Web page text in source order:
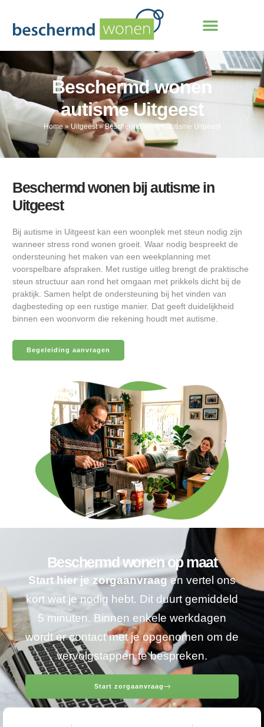
Beschermd wonen
autisme Uitgeest
Home» Uitgeest»Beschermd wonen autisme Uitgeest
Beschermd wonen bij autisme in
Uitgeest
Bij autisme in Uitgeest kan een woonplek met steun nodig zijn
wanneer stress rond wonen groeit. Waar nodig bespreekt de
ondersteuning het maken van een weekplanning met
voorspelbare afspraken. Met rustige uitleg brengt de praktische
steun structuur aan rond het omgaan met prikkels dicht bij de
praktijk. Samen helpt de ondersteuning bij het vinden van
dagbesteding op een rustige manier. Dat geeft duidelijkheid
binnen een woonvorm die rekening houdt met autisme.
Begeleiding aanvragen
Beschermd wonen op maat
Start hier je zorgaanvraagen vertel ons
kort wat je nodig hebt. Dit duurt gemiddeld
5 minuten. Binnen enkele werkdagen
wordt er contact met je opgenomen om de
vervolgstappen te bespreken.
Start zorgaanvraag